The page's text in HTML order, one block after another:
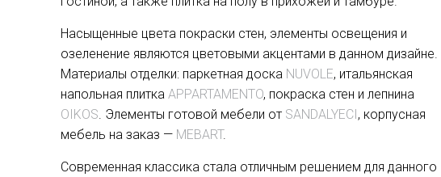
Насыщенные цвета покраски стен, элементы освещения и
озеленение являются цветовыми акцентами в данном дизайне.
Материалы отделки: паркетная доска NUVOLE, итальянская
напольная плитка APPARTAMENTO, покраска стен и лепнина
OIKOS. Элементы готовой мебели от SANDALYECI, корпусная
мебель на заказ — MEBART.
Современная классика стала отличным решением для данного